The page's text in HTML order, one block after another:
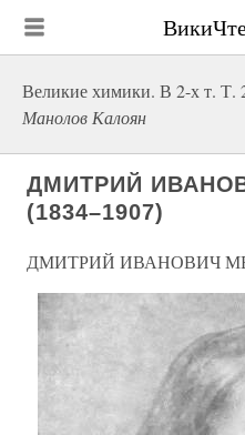
Великие химики. В 2-х т. Т.
Манолов Калоян
ДМИТРИЙ
(1834–1907)
ДМИТРИЙ ИВАНОВИЧ